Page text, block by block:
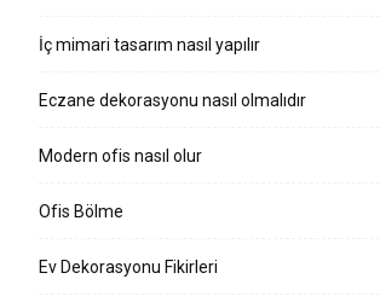
İç mimari tasarım nasıl yapılır
Eczane dekorasyonu nasıl olmalıdır
Modern ofis nasıl olur
Ofis Bölme
Ev Dekorasyonu Fikirleri